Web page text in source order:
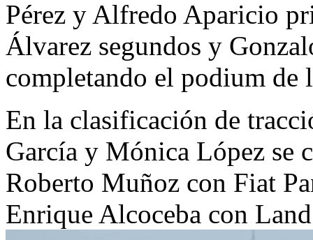
Pérez y Alfredo Aparicio
Álvarez segundos y
completando el podium de
En la clasificación de
García y Mónica López se
Roberto Muñoz con Fiat
Enrique Alcoceba con